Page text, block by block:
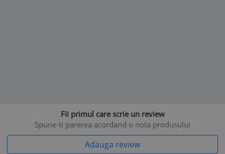
Fii primul care scrie un review
Spune-ti parerea acordand o nota produsului
Adauga review